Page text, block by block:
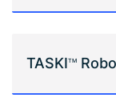
TASKITM